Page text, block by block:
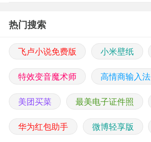
热门搜索
飞卢小说免费版 小米壁纸
特效变音魔术师 高情商输入法
美团买菜 最美电子证件照
华为红包助手 微博轻享版